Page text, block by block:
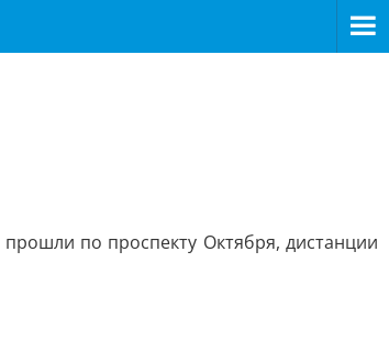
по проспекту Октября, дистанции